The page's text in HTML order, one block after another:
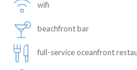
wifi
beachfront bar
full-service oceanfront